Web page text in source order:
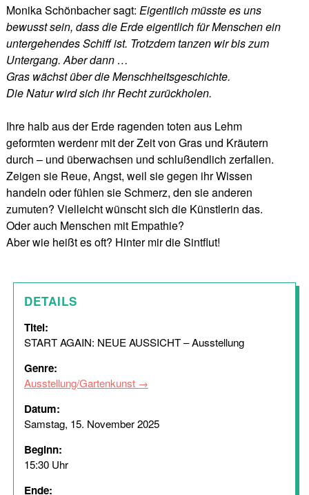
Monika Schönbacher sagt: Eigentlich müsste es uns
bewusst sein, dass die Erde eigentlich für Menschen ein
untergehendes Schiff ist. Trotzdem tanzen wirbis zum
Untergang. Aber dann …
Gras wächst über die Menschheitsgeschichte.
Die Natur wird sich ihr Recht zurückholen.
Ihre halb aus der Erde ragenden toten aus Lehm
geformten werdenr mit der Zeit von Gras und Kräutern
durch – und überwachsen und schlußendlich zerfallen.
Zeigen sie Reue, Angst, weil sie gegen ihr Wissen
handeln oder fühlen sie Schmerz, den sie anderen
zumuten? Vielleicht wünscht sich die Künstlerin das.
Oder auch Menschen mit Empathie?
Aber wie heißt es oft? Hinter mir die Sintflut!
DETAILS
Titel:
START AGAIN: NEUE AUSSICHT – Ausstellung
Genre:
Ausstellung/Gartenkunst
Datum:
Samstag, 15. November 2025
Beginn:
15:30 Uhr
Ende: